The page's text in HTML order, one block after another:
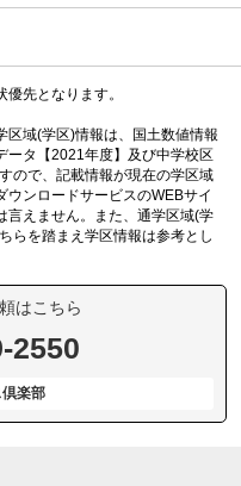
先となります。
区域(学区)情報は、国土数値情報
ータ【2021年度】及び中学校区
ので、記載情報が現在の学区域
ウンロードサービスのWEBサイ
言えません。また、通学区域(学
らを踏まえ学区情報は参考とし
はこちら
2550
楽部